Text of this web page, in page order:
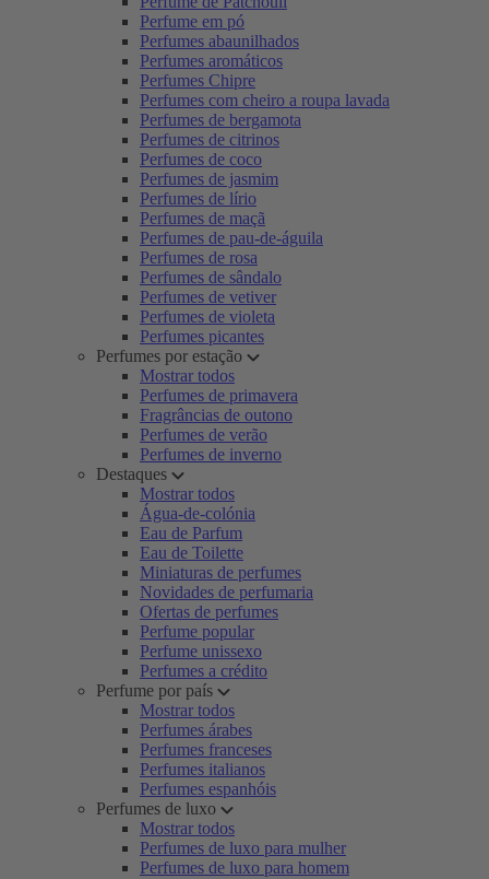
Perfume em pó
Perfumes abaunilhados
Perfumes aromáticos
Perfumes Chipre
Perfumes com cheiro a roupa lavada
Perfumes de bergamota
Perfumes de citrinos
Perfumes de coco
Perfumes de jasmim
Perfumes de lírio
Perfumes de maçã
Perfumes de pau-de-águila
Perfumes de rosa
Perfumes de sândalo
Perfumes de vetiver
Perfumes de violeta
Perfumes picantes
Perfumes por estação
Mostrar todos
Perfumes de primavera
Fragrâncias de outono
Perfumes de verão
Perfumes de inverno
Destaques
Mostrar todos
Água-de-colónia
Eau de Parfum
Eau de Toilette
Miniaturas de perfumes
Novidades de perfumaria
Ofertas de perfumes
Perfume popular
Perfume unissexo
Perfumes a crédito
Perfume por país
Mostrar todos
Perfumes árabes
Perfumes franceses
Perfumes italianos
Perfumes espanhóis
Perfumes de luxo
Mostrar todos
Perfumes de luxo para mulher
Perfumes de luxo para homem